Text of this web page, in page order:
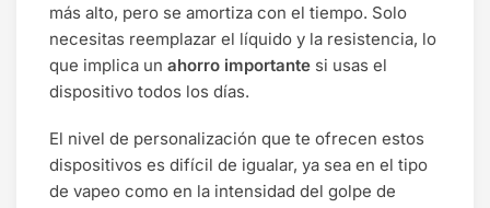
más alto, pero se amortiza con el tiempo. Solo
necesitas reemplazar el líquido y la resistencia, lo
que implica un ahorro importante si usas el
dispositivo todos los días.
El nivel de personalización que te ofrecen estos
dispositivos es difícil de igualar, ya sea en el tipo
de vapeo como en la intensidad del golpe de